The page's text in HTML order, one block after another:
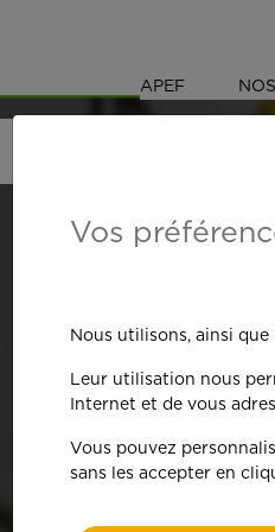
APEF
On est
Vos
Nous utilisons, ainsi
Leur utilisation nous
Internet et de vous
Vous pouvez
sans les accepter en